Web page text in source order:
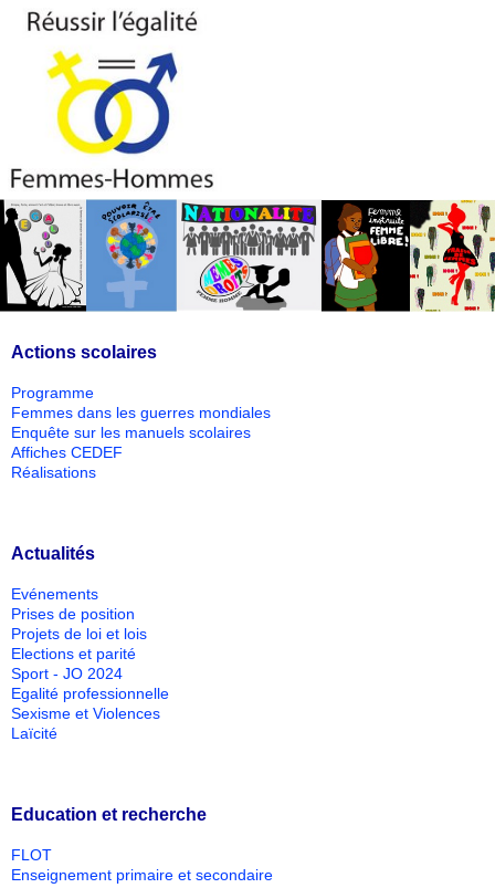
Actions scolaires
Programme
Femmes dans les guerres mondiales
Enquête sur les manuels scolaires
Affiches CEDEF
Réalisations
Actualités
Evénements
Prises de position
Projets de loi et lois
Elections et parité
Sport - JO 2024
Egalité professionnelle
Sexisme et Violences
Laïcité
Education et recherche
FLOT
Enseignement primaire et secondaire